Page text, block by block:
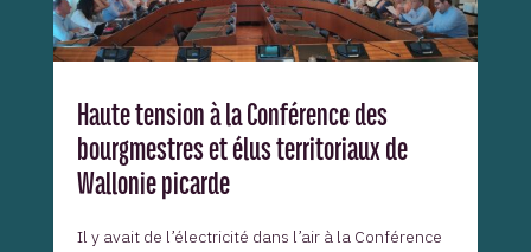
Haute tension à la Conférence des
bourgmestres et élus territoriaux de
Wallonie picarde
Il y avait de l’électricité dans l’air à la Conférence